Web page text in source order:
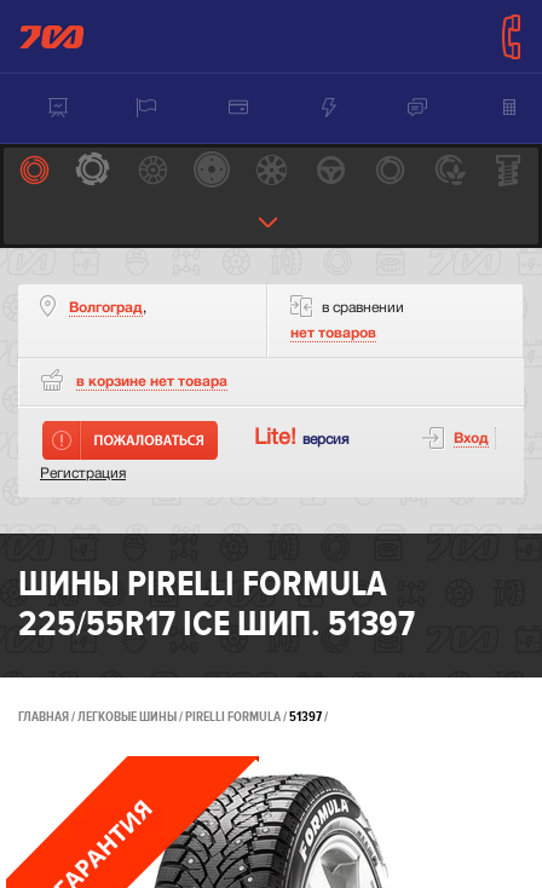
Волгоград,
в сравнении
нет товаров
в корзине нет товара
Lite! версия Вход
Регистрация
ШИНЫ PIRELLI FORMULA
225/55R17 ICE ШИП. 51397
ГЛАВНАЯ ЛЕГКОВЫЕ ШИНЫ PIRELLI FORMULA 51397